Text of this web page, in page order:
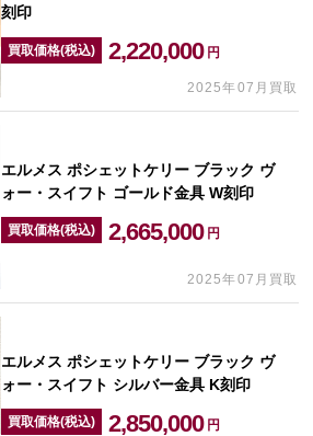
刻印
買取価格(税込) 2,220,000 円
2025年07月買取
エルメス ポシェットケリー ブラック ヴ
ォー・スイフト ゴールド金具 W刻印
買取価格(税込) 2,665,000 円
2025年07月買取
エルメス ポシェットケリー ブラック ヴ
ォー・スイフト シルバー金具 K刻印
買取価格(税込) 2,850,000 円